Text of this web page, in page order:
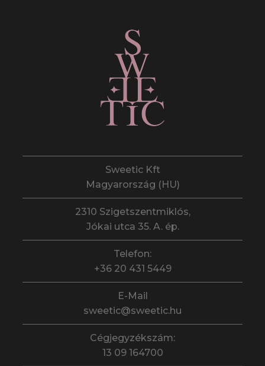
Sweetic Kft
Magyarország (HU)
2310 Szigetszentmiklós,
Jókai utca 35. A. ép.
Telefon:
+36 20 431 5449
E-Mail
sweetic@sweetic.hu
Cégjegyzékszám:
13 09 164700